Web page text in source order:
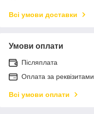
Всі умови доставки
Умови оплати
Післяплата
Оплата за реквізитами
Всі умови оплати